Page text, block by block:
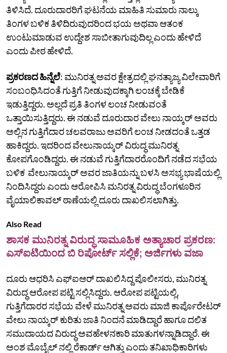
ತಿಳಿಸಿದೆ. ದೂರುದಾರರಿಗೆ ಘಟನೆಯ ಮಾಹಿತಿ ಸುಮಾರು ನಾಲ್ಕು
ತಿಂಗಳ ಬಳಿಕ ತಿಳಿದಿರುವುದರಿಂದ ಭಯ ಅಥವಾ ಆತಂಕ
ಉಂಟುಮಾಡುವ ಉದ್ದೇಶ ಸಾಬೀತಾಗುವುದಿಲ್ಲ ಎಂದು ಹೇಳಿದೆ
ಎಂದು ಪೀಠ ಹೇಳಿದೆ.
ಪ್ರಕರಣದ ಹಿನ್ನೆಲೆ: ಮುನಿರತ್ನ ಅವರ ಕ್ಷೇತ್ರದಲ್ಲಿ ಘನತ್ಯಾಜ್ಯ ವಿಲೇವಾರಿಗೆ
ಸಂಬಂಧಿಸಿದಂತೆ ಗುತ್ತಿಗೆ ನೀಡುವುದಕ್ಕಾಗಿ ಲಂಚಕ್ಕೆ ಬೇಡಿಕೆ
ಇಡುತ್ತಿದ್ದರು. ಅಲ್ಲದೆ ಪ್ರತಿ ತಿಂಗಳ ಲಂಚ ನೀಡುವಂತೆ
ಒತ್ತಾಯಿಸುತ್ತಿದ್ದರು. ಈ ನಡುವೆ ದೂರುದಾರ ವೇಲು ನಾಯ್ಕರ್‌ ಅವರು
ಅಲ್ಲಿನ ಗುತ್ತಿಗೆದಾರ ಚಲವರಾಜು ಅವರಿಗೆ ಲಂಚ ನೀಡದಂತೆ ಒತ್ತಡ
ಹಾಕಿದ್ದರು. ಇದರಿಂದ ವೇಲುನಾಯ್ಕರ್‌ ವಿರುದ್ಧ ಮುನಿರತ್ನ
ಕೋಪಗೊಂಡಿದ್ದರು. ಈ ನಡುವೆ ಗುತ್ತಿಗೆದಾರರೊಂದಿಗೆ ನಡೆದ ಸಭೆಯ
ಬಳಿಕ ವೇಲುನಾಯ್ಕರ್‌ ಅವರ ಜಾತಿಯನ್ನು ಬಳಸಿ ಅಸಭ್ಯ ಭಾಷೆಯಲ್ಲಿ
ನಿಂದಿಸಿದ್ದರು ಎಂದು ಆರೋಪಿಸಿ ಮನಿರತ್ನ ವಿರುದ್ಧ ಬೆಂಗಳೂರಿನ
ವೈಯಾಲಿಕಾವಲ್‌ ಠಾಣೆಯಲ್ಲಿ ದೂರು ದಾಖಲಿಸಲಾಗಿತ್ತು.
Also Read
ಶಾಸಕ ಮುನಿರತ್ನ ವಿರುದ್ಧ ಸಾಮೂಹಿಕ ಅತ್ಯಾಚಾರ ಪ್ರಕರಣ:
ಎಸ್‌ಐಟಿಯಿಂದ ಬಿ ರಿಪೋರ್ಟ್‌ ಸಲ್ಲಿಕೆ; ಅರ್ಜಿಗಳು ವಜಾ
ದೂರು ಆಧರಿಸಿ ಎಫ್‌ಐಆರ್‌ ದಾಖಲಿಸಿದ್ದ ಪೊಲೀಸರು, ಮುನಿರತ್ನ
ವಿರುದ್ಧ ಆರೋಪ ಪಟ್ಟಿ ಸಲ್ಲಿಸಿದ್ದರು. ಆರೋಪ ಪಟ್ಟಿಯಲ್ಲಿ,
ಗುತ್ತಿಗೆದಾರರ ಸಭೆಯ ವೇಳೆ ಮುನಿರತ್ನ ಅವರು ಮಾಜಿ ಕಾರ್ಪೊರೇಟರ್
ವೇಲು ನಾಯ್ಕರ್ ಕುರಿತು ಜಾತಿ ನಿಂದನೆ ಮಾಡಿದ್ದಾರೆ ಹಾಗೂ ದಲಿತ
ಸಮುದಾಯದ ವಿರುದ್ಧ ಅವಹೇಳನಕಾರಿ ಮಾತುಗಳನ್ನಾಡಿದ್ದಾರೆ. ಈ
ಅಂಶ ಮೊಬೈಲ್ ನಲ್ಲಿ ರೆಕಾರ್ಡ್‌ ಆಗಿತ್ತು ಎಂದು ತನಿಖಾಧಿಕಾರಿಗಳು